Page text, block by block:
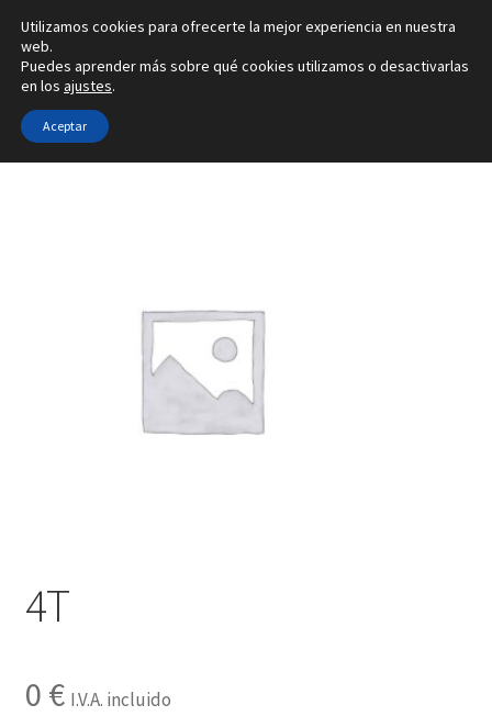
Ir
a
la
navegación
Ir
al
contenido
Inicio
Sobre nosotros
Inicio Tipo de joya
4T
0 € I.V.A. incluido
Utilizamos cookies para ofrecerte la mejor experiencia en nuestra
web.
Puedes aprender más sobre qué cookies utilizamos o desactivarlas
en los ajustes.
Aceptar